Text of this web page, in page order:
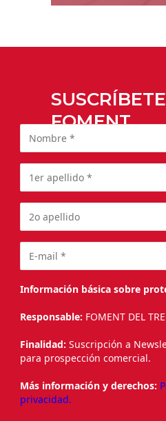
FOMENT
Información básica sobre
Responsable: FOMENT DEL
Finalidad: Suscripción a
para prospección comercial.
Más información y derechos:
privacidad.